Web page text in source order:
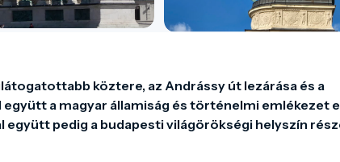
köztere, az Andrássy út lezárása és a
a magyar államiság és történelmi emlékezet
pedig a budapesti világörökségi helyszín